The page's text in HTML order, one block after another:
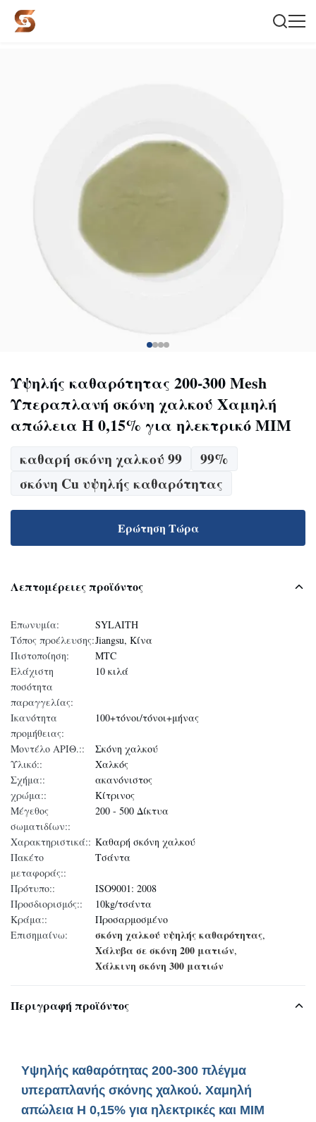
Υψηλής καθαρότητας 200-300 Mesh
Υπεραπλανή σκόνη χαλκού Χαμηλή
απώλεια H 0,15% για ηλεκτρικό MIM
καθαρή σκόνη χαλκού 99
99%
σκόνη Cu υψηλής καθαρότητας
Ερώτηση Τώρα
Λεπτομέρειες προϊόντος
Επωνυμία:
SYLAITH
Τόπος προέλευσης:Jiangsu, Κίνα
Πιστοποίηση:
MTC
Ελάχιστη
ποσότητα
παραγγελίας:
10 κιλά
Ικανότητα
προμήθειας:
100+τόνοι/τόνοι+μήνας
Μοντέλο ΑΡΙΘ.::
Σκόνη χαλκού
Υλικό::
Χαλκός
Σχήμα::
ακανόνιστος
χρώμα::
Κίτρινος
Μέγεθος
σωματιδίων::
200 - 500 Δίκτυα
Χαρακτηριστικά:: Καθαρή σκόνη χαλκού
Πακέτο
μεταφοράς::
Τσάντα
Πρότυπο::
ISO9001: 2008
Προσδιορισμός::
10kg/τσάντα
Κράμα::
Προσαρμοσμένο
Επισημαίνω:
σκόνη χαλκού υψηλής καθαρότητας,
Χάλυβα σε σκόνη 200 ματιών,
Χάλκινη σκόνη 300 ματιών
Περιγραφή προϊόντος
Υψηλής καθαρότητας 200-300 πλέγμα
υπεραπλανής σκόνης χαλκού. Χαμηλή
απώλεια H 0,15% για ηλεκτρικές και MIM